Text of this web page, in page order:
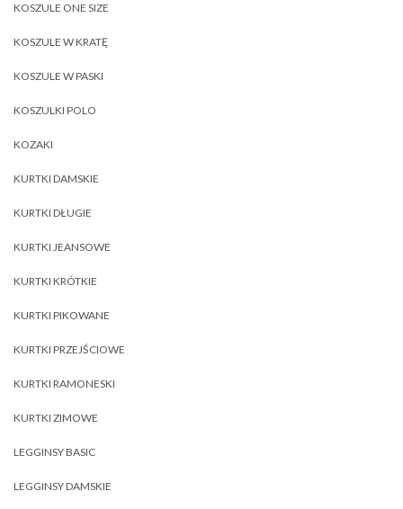
KOSZULE ONE SIZE
KOSZULE W KRATĘ
KOSZULE W PASKI
KOSZULKI POLO
KOZAKI
KURTKI DAMSKIE
KURTKI DŁUGIE
KURTKI JEANSOWE
KURTKI KRÓTKIE
KURTKI PIKOWANE
KURTKI PRZEJŚCIOWE
KURTKI RAMONESKI
KURTKI ZIMOWE
LEGGINSY BASIC
LEGGINSY DAMSKIE